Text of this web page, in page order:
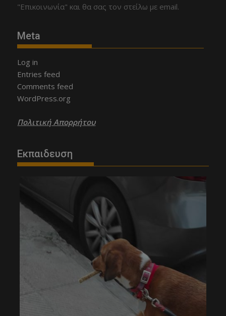
"Επικοινωνία" και θα σας τον στείλω με email.
Meta
Log in
Entries feed
Comments feed
WordPress.org
Πολιτική Απορρήτου
Εκπαιδευση